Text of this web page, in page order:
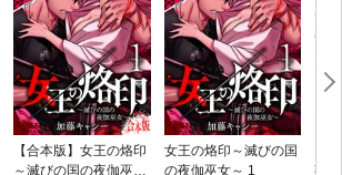
【合本版】女王の烙印
～滅びの国の夜伽巫女
女王の烙印～滅びの国
の夜伽巫女～ 1
熟